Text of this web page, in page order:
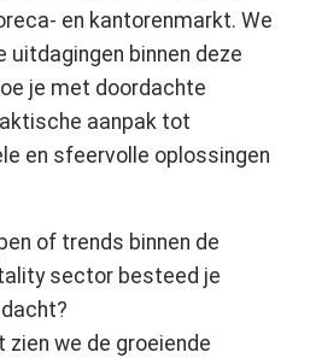
en kantorenmarkt. We
uitdagingen binnen deze
je met doordachte
aanpak tot
en sfeervolle oplossingen
of trends binnen de
sector besteed je
zien we de groeiende